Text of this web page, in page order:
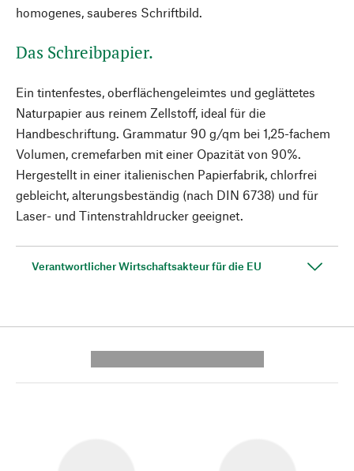
homogenes, sauberes Schriftbild.
Das Schreibpapier.
Ein tintenfestes, oberflächengeleimtes und geglättetes
Naturpapier aus reinem Zellstoff, ideal für die
Handbeschriftung. Grammatur 90 g/qm bei 1,25-fachem
Volumen, cremefarben mit einer Opazität von 90%.
Hergestellt in einer italienischen Papierfabrik, chlorfrei
gebleicht, alterungsbeständig (nach DIN 6738) und für
Laser- und Tintenstrahldrucker geeignet.
Verantwortlicher Wirtschaftsakteur für die EU